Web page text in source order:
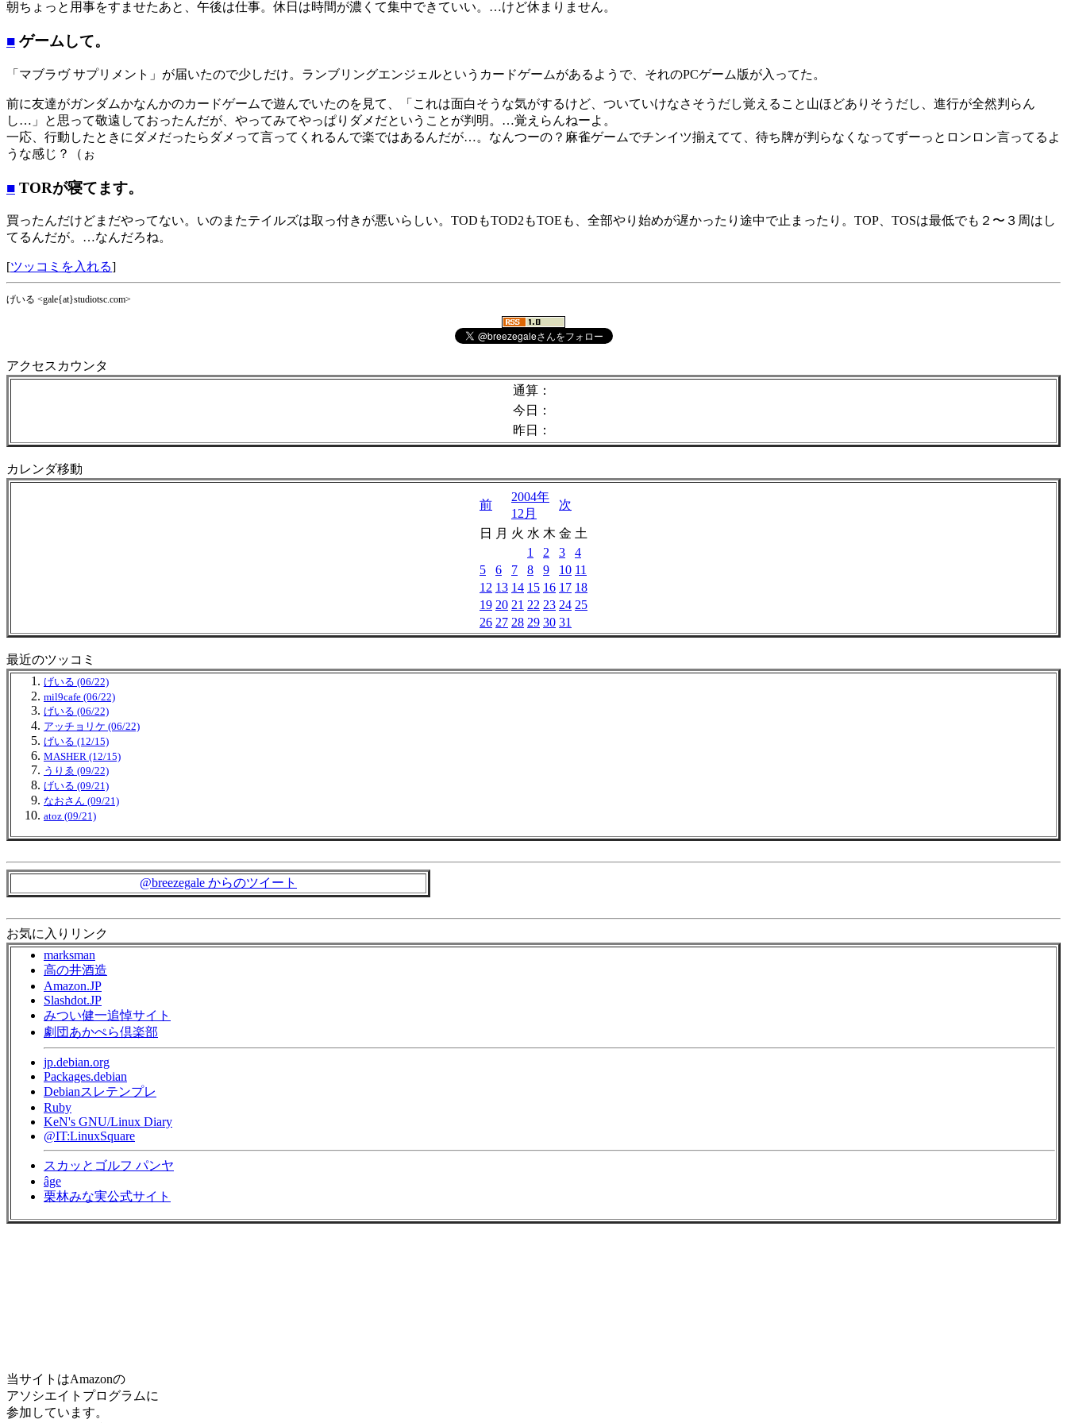
朝ちょっと用事をすませたあと、午後は仕事。休日は時間が濃くて集中できていい。…けど休まりません。
■ ゲームして。
「マブラヴ サプリメント」が届いたので少しだけ。ランブリングエンジェルというカードゲームがあるようで、それのPCゲーム版が入ってた。
前に友達がガンダムかなんかのカードゲームで遊んでいたのを見て、「これは面白そうな気がするけど、ついていけなさそうだし覚えること山ほどありそうだし、進行が全然判らん
し…」と思って敬遠しておったんだが、やってみてやっぱりダメだということが判明。…覚えらんねーよ。
一応、行動したときにダメだったらダメって言ってくれるんで楽ではあるんだが…。なんつーの？麻雀ゲームでチンイツ揃えてて、待ち牌が判らなくなってずーっとロンロン言ってるよ
うな感じ？（ぉ
■ TORが寝てます。
買ったんだけどまだやってない。いのまたテイルズは取っ付きが悪いらしい。TODもTOD2もTOEも、全部やり始めが遅かったり途中で止まったり。TOP、TOSは最低でも２〜３周はし
てるんだが。…なんだろね。
[ツッコミを入れる]
げいる <gale{at}studiotsc.com>
アクセスカウンタ
通算：
今日：
昨日：
カレンダ移動
前
2004年
12月
次
日 月 火 水 木 金 土
1
2 3
4
5
6 7 8 9 10 11
12 13 14 15 16 17 18
19 20 21 22 23 24 25
26 27 28 29 30 31
最近のツッコミ
げいる (06/22)
mil9cafe (06/22)
げいる (06/22)
アッチョリケ (06/22)
げいる (12/15)
MASHER (12/15)
うりゑ (09/22)
げいる (09/21)
なおさん (09/21)
atoz (09/21)
@breezegale からのツイート
お気に入りリンク
marksman
高の井酒造
Amazon.JP
Slashdot.JP
みつい健一追悼サイト
劇団あかぺら倶楽部
jp.debian.org
Packages.debian
Debianスレテンプレ
Ruby
KeN's GNU/Linux Diary
@IT:LinuxSquare
スカッとゴルフ パンヤ
âge
栗林みな実公式サイト
当サイトはAmazonの
アソシエイトプログラムに
参加しています。